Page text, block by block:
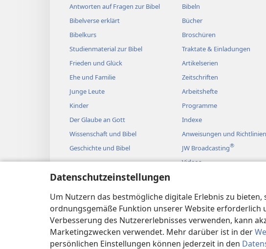
Datenschutzeinstellungen
Um Nutzern das bestmögliche digitale Erlebnis zu
ordnungsgemäße Funktion unserer Website
Verbesserung des Nutzererlebnisses verwenden, kann
Marketingzwecken verwendet. Mehr darüber ist in der
persönlichen Einstellungen können jederzeit in den
Antworten auf Fragen zur Bibel
Bibelverse erklärt
Bibelkurs
Studienmaterial zur Bibel
Frieden und Glück
Ehe und Familie
Junge Leute
Kinder
Der Glaube an Gott
Wissenschaft und Bibel
Geschichte und Bibel
Bibeln
Bücher
Broschüren
Traktate & Einladungen
Artikelserien
Zeitschriften
Arbeitshefte
Programme
Indexe
Anweisungen und Richtlinien
JW Broadcasting®
Videos
Bibellesungen